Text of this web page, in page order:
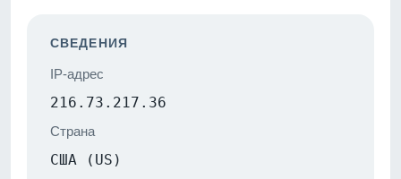
СВЕДЕНИЯ
IP-адрес
216.73.217.36
Страна
США (US)